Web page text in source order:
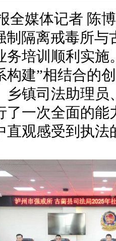
全媒体记者 陈
制隔离戒毒所
务培训顺利实
构建”相结合的
乡镇司法助理
了一次全面的
直观感受到执